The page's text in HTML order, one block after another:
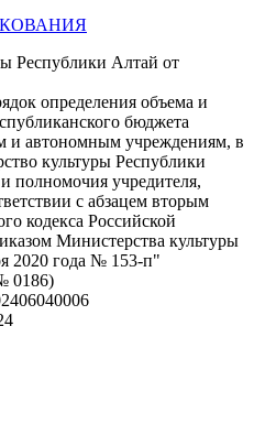
Республики Алтай от
определения объема и
бюджета
и автономным учреждениям, в
культуры Республики
полномочия учредителя,
с абзацем вторым
кодекса Российской
Министерства культуры
2020 года № 153-п"
0186)